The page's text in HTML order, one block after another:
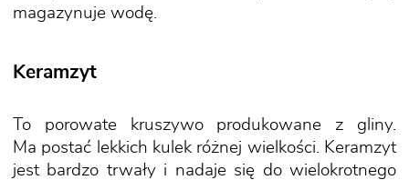
magazynuje wodę.
Keramzyt
To porowate kruszywo produkowane z gliny.
Ma postać lekkich kulek różnej wielkości. Keramzyt
jest bardzo trwały i nadaje się do wielokrotnego